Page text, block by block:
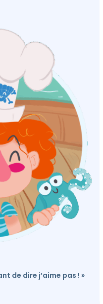
de dire j’aime pas ! »